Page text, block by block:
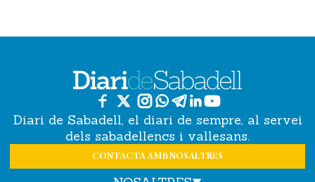
Diari de Sabadell, el diari de sempre, al servei
dels sabadellencs i vallesans.
CONTACTA AMB NOSALTRES